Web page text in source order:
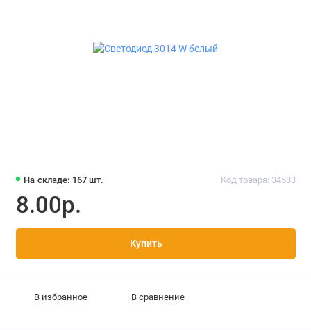
На складе: 167 шт. Код товара: 34533
8.00р.
Купить
В избранное В сравнение